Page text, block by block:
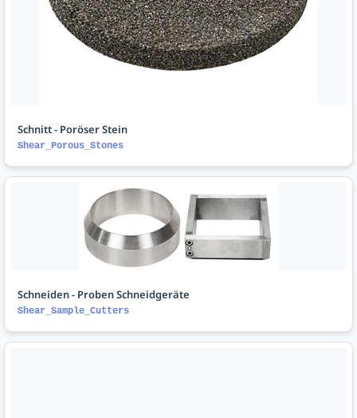
Schnitt - Poröser Stein
Shear_Porous_Stones
Schneiden - Proben Schneidgeräte
Shear_Sample_Cutters